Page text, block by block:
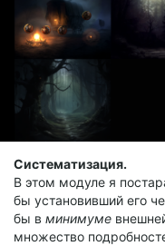
Систематизация.
В этом модуле я
бы установивший его
бы в минимуме
множество